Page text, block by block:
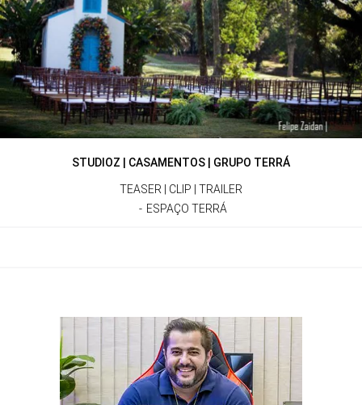
STUDIOZ | CASAMENTOS | GRUPO TERRÁ
TEASER | CLIP | TRAILER
ESPAÇO TERRÁ